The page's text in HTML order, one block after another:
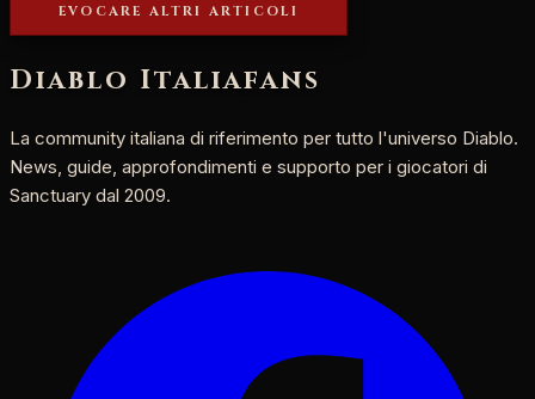
EVOCARE ALTRI ARTICOLI
Diablo Italiafans
La community italiana di riferimento per tutto l'universo Diablo.
News, guide, approfondimenti e supporto per i giocatori di
Sanctuary dal 2009.